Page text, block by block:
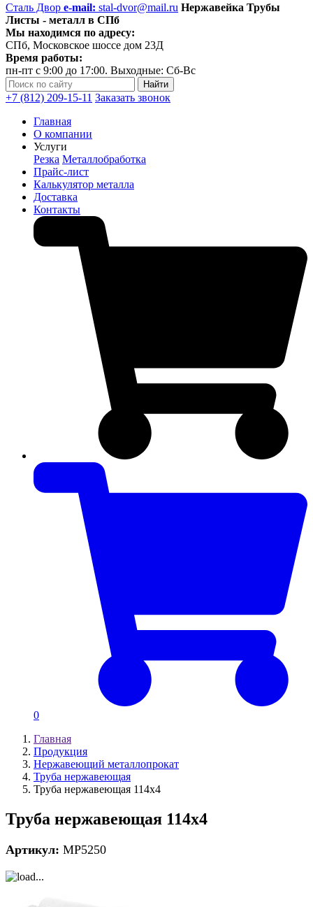
Сталь Двор e-mail: stal-dvor@mail.ru Нержавейка Трубы
Листы - металл в СПб
Мы находимся по адресу:
СПб, Московское шоссе дом 23Д
Время работы:
пн-пт с 9:00 до 17:00. Выходные: Сб-Вс
+7 (812) 209-15-11 Заказать звонок
Главная
О компании
Услуги
Резка Металлобработка
Прайс-лист
Калькулятор металла
Доставка
Контакты
0
Главная
Продукция
Нержавеющий металлопрокат
Труба нержавеющая
Труба нержавеющая 114х4
Труба нержавеющая 114х4
Артикул: MP5250